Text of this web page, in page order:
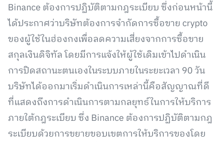
Binance ต้องการปฏิบัติตามกฎระเบียบ ซึ่งก่อนหน้านี้
ได้ประกาศว่าบริษัทต้องการจำกัดการซื้อขาย crypto
ของผู้ใช้ในฮ่องกงเพื่อลดความเสี่ยงจากการซื้อขาย
สกุลเงินดิจิทัล โดยมีการแจ้งให้ผู้ใช้เดิมเข้าไปดำเนิน
การปิดสถานะตนเองในระบบภายในระยะเวลา 90 วัน
บริษัทได้ออกมาเริ่มดำเนินการเหล่านี้คือสัญญาณที่ดี
ที่แสดงถึงการดำเนินการตามกลยุทธ์ในการให้บริการ
ภายใต้กฎระเบียบ ซึ่ง Binance ต้องการปฏิบัติตามกฎ
ระเบียบด้วยการขยายขอบเขตการให้บริการของโดย